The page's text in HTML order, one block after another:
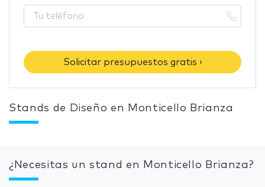
Solicitar presupuestos gratis ›
Stands de Diseño en Monticello Brianza
¿Necesitas un stand en Monticello Brianza?